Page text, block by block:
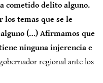
cometido delito alguno.
los temas que se le
(…) Afirmamos que
ninguna injerencia e
regional ante los